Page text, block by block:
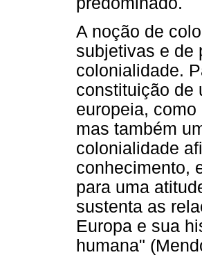
A noção de
subjetivas e de
colonialidade.
constituição de
europeia,
mas também
colonialidade
conhecimento,
para uma
sustenta as
Europa e sua
humana"